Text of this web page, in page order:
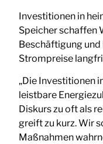
Investitionen in
Speicher schaffen
Beschäftigung
Strompreise
„Die Investitionen
leistbare
Diskurs zu oft als
greift zu kurz. Wir
Maßnahmen